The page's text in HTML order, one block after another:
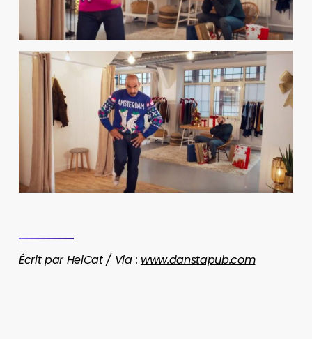
Écrit par HelCat / Via : www.danstapub.com